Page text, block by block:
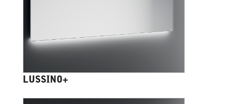
LUSSINO+